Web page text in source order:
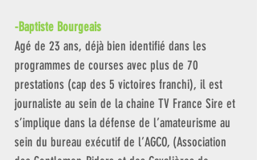
-Baptiste Bourgeais
Agé de 23 ans, déjà bien identifié dans les
programmes de courses avec plus de 70
prestations (cap des 5 victoires franchi), il est
journaliste au sein de la chaine TV France Sire et
s’implique dans la défense de l’amateurisme au
sein du bureau exécutif de l’AGCO, (Association